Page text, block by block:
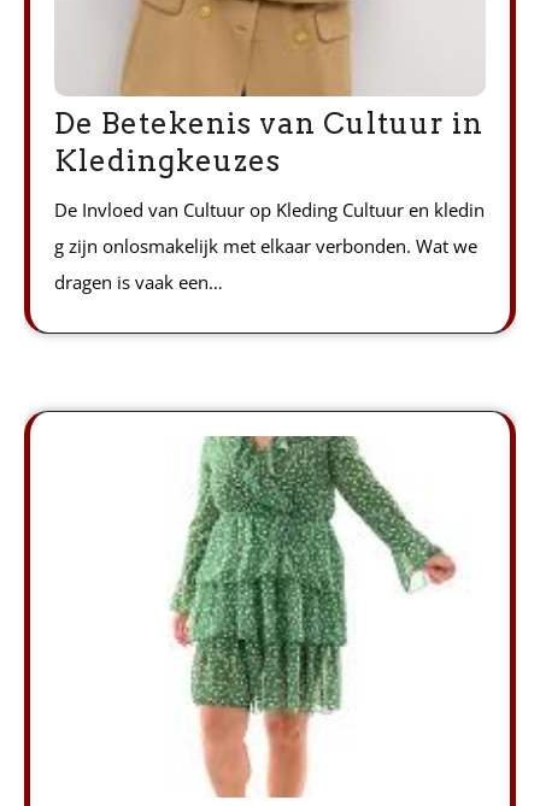
De Betekenis van Cultuur in
Kledingkeuzes
De Invloed van Cultuur op Kleding Cultuur en kledin
g zijn onlosmakelijk met elkaar verbonden. Wat we
dragen is vaak een…